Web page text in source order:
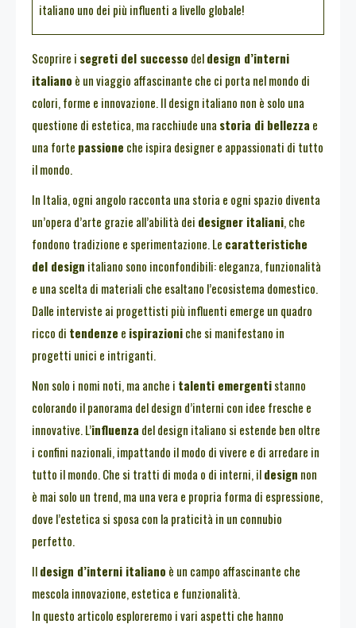
italiano uno dei più influenti a livello globale!
Scoprire i segreti del successo deldesign d’interni
italiano è un viaggio affascinante che ci porta nel mondo di
colori, forme e innovazione. Il design italiano non è solo una
questione di estetica, ma racchiude una storia di bellezza e
una forte passione che ispira designer e appassionati di tutto
il mondo.
In Italia, ogni angolo racconta una storia e ogni spazio diventa
un’opera d’arte grazie all’abilità dei designer italiani, che
fondono tradizione e sperimentazione. Le caratteristiche
del design italiano sono inconfondibili: eleganza, funzionalità
e una scelta di materiali che esaltano l’ecosistema domestico.
Dalle interviste ai progettisti più influenti emerge un quadro
ricco di tendenze e ispirazioniche si manifestano in
progetti unici e intriganti.
Non solo i nomi noti, ma anche i talenti emergentistanno
colorando il panorama del design d’interni con idee fresche e
innovative. L’influenza del design italiano si estende ben oltre
i confini nazionali, impattando il modo di vivere e di arredare in
tutto il mondo. Che si tratti di moda o di interni, ildesign non
è mai solo un trend, ma una vera e propria forma di espressione,
dove l’estetica si sposa con la praticità in un connubio
perfetto.
Ildesign d’interni italiano è un campo affascinante che
mescola innovazione, estetica e funzionalità.
In questo articolo esploreremo i vari aspetti che hanno